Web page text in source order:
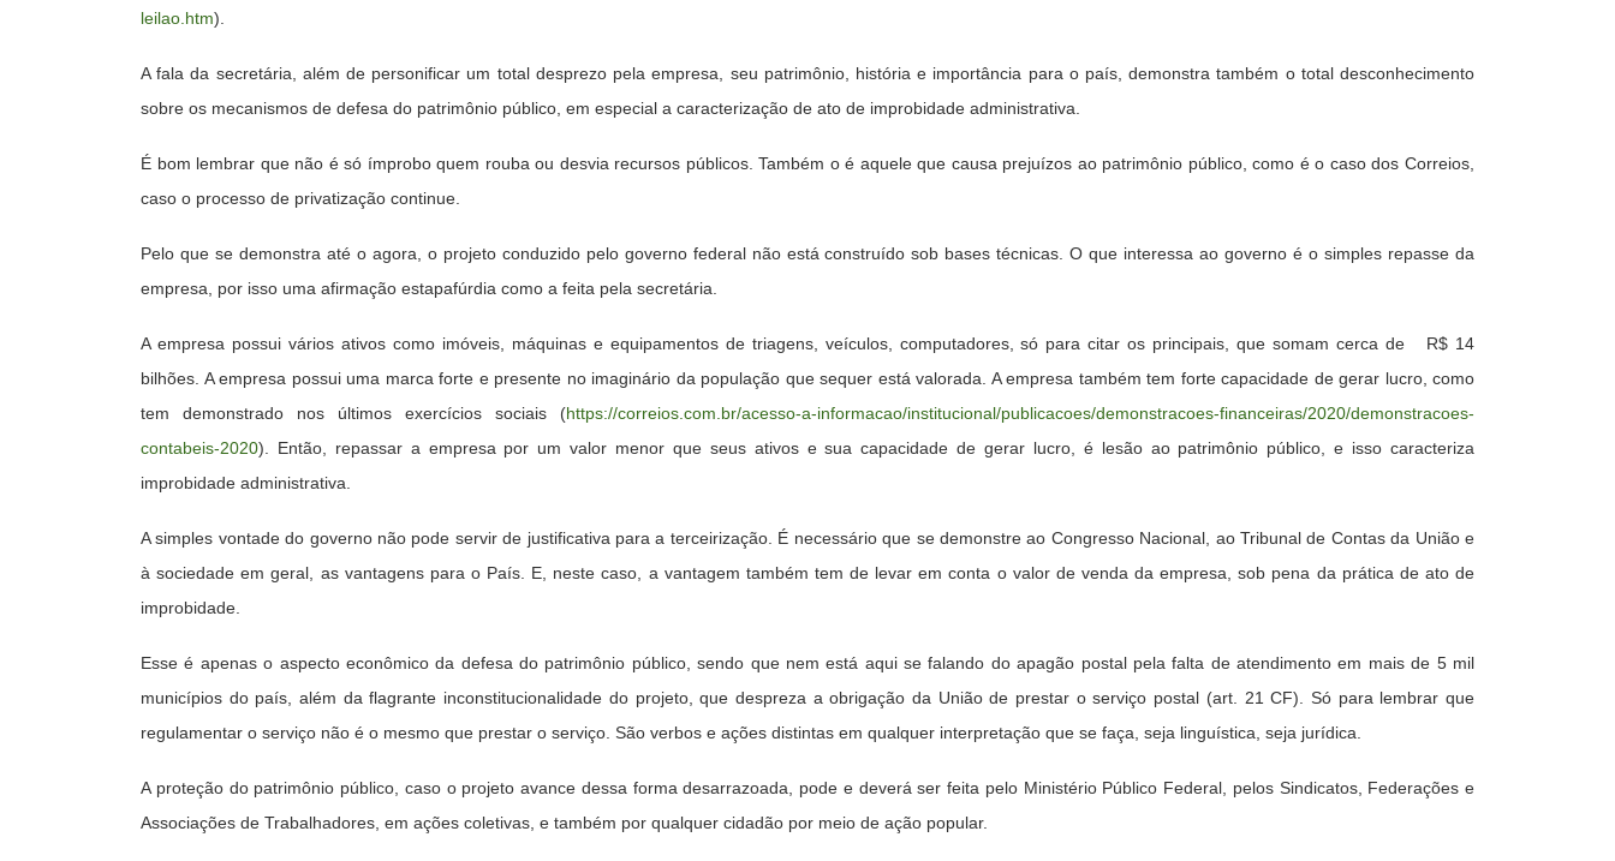
leilao.htm).
A fala da secretária, além de personificar um total desprezo pela empresa, seu patrimônio, história e importância para o país, demonstra também o total desconhecimento
sobre os mecanismos de defesa do patrimônio público, em especial a caracterização de ato de improbidade administrativa.
É bom lembrar que não é só ímprobo quem rouba ou desvia recursos públicos. Também o é aquele que causa prejuízos ao patrimônio público, como é o caso dos Correios,
caso o processo de privatização continue.
Pelo que se demonstra até o agora, o projeto conduzido pelo governo federal não está construído sob bases técnicas. O que interessa ao governo é o simples repasse da
empresa, por isso uma afirmação estapafúrdia como a feita pela secretária.
A empresa possui vários ativos como imóveis, máquinas e equipamentos de triagens, veículos, computadores, só para citar os principais, que somam cerca de R$ 14
bilhões. A empresa possui uma marca forte e presente no imaginário da população que sequer está valorada. A empresa também tem forte capacidade de gerar lucro, como
tem demonstrado nos últimos exercícios sociais (https://correios.com.br/acesso-a-informacao/institucional/publicacoes/demonstracoes-financeiras/2020/demonstracoes-
contabeis-2020). Então, repassar a empresa por um valor menor que seus ativos e sua capacidade de gerar lucro, é lesão ao patrimônio público, e isso caracteriza
improbidade administrativa.
A simples vontade do governo não pode servir de justificativa para a terceirização. É necessário que se demonstre ao Congresso Nacional, ao Tribunal de Contas da União e
à sociedade em geral, as vantagens para o País. E, neste caso, a vantagem também tem de levar em conta o valor de venda da empresa, sob pena da prática de ato de
improbidade.
Esse é apenas o aspecto econômico da defesa do patrimônio público, sendo que nem está aqui se falando do apagão postal pela falta de atendimento em mais de 5 mil
municípios do país, além da flagrante inconstitucionalidade do projeto, que despreza a obrigação da União de prestar o serviço postal (art. 21 CF). Só para lembrar que
regulamentar o serviço não é o mesmo que prestar o serviço. São verbos e ações distintas em qualquer interpretação que se faça, seja linguística, seja jurídica.
A proteção do patrimônio público, caso o projeto avance dessa forma desarrazoada, pode e deverá ser feita pelo Ministério Público Federal, pelos Sindicatos, Federações e
Associações de Trabalhadores, em ações coletivas, e também por qualquer cidadão por meio de ação popular.